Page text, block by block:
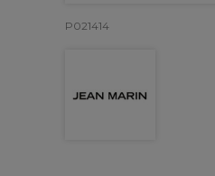
P021414